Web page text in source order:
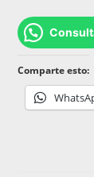
Comparte esto: